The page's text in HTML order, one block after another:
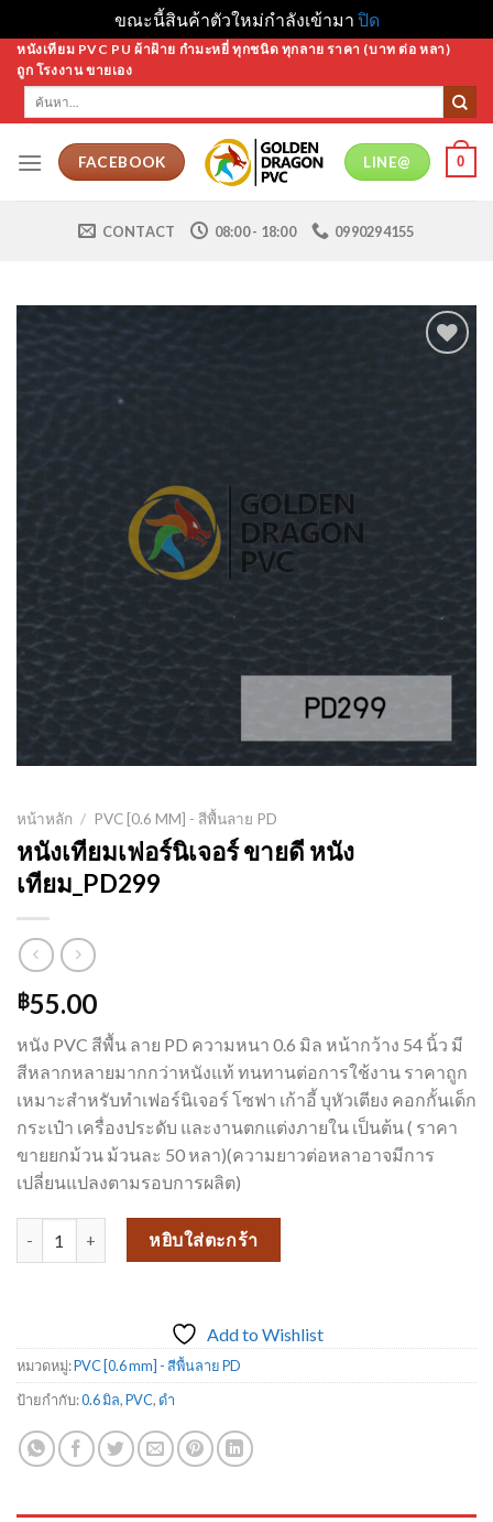
ขณะนี้สินค้าตัวใหม่กำลังเข้ามา ปิด
Skip
content
หนังเทียม PVC PU ผ้าฝ้าย กำมะหยี่ ทุกชนิด ทุกลาย ราคา (บาท ต่อ หลา)
ถูก โรงงาน ขายเอง
ค้นหา:
FACEBOOK LINE@ 0
CONTACT 08:00 - 18:00 0990294155
หน้าหลัก / PVC [0.6 MM] - สีพื้นลาย PD
หนังเทียมเฟอร์นิเจอร์ ขายดี หนัง
เทียม_PD299
฿55.00
หนัง PVC สีพื้น ลาย PD ความหนา 0.6 มิล หน้ากว้าง 54 นิ้ว มี
สีหลากหลายมากกว่าหนังแท้ ทนทานต่อการใช้งาน ราคาถูก
เหมาะสำหรับทำเฟอร์นิเจอร์ โซฟา เก้าอี้ บุหัวเตียง คอกกั้นเด็ก
กระเป๋า เครื่องประดับ และงานตกแต่งภายใน เป็นต้น ( ราคา
ขายยกม้วน ม้วนละ 50 หลา)(ความยาวต่อหลาอาจมีการ
เปลี่ยนแปลงตามรอบการผลิต)
จำนวน หนังเทียมเฟอร์นิเจอร์ ขายดี หนังเทียม_PD299 ชิ้น
หยิบใส่ตะกร้า
Add to Wishlist
หมวดหมู่:PVC [0.6 mm] - สีพื้นลาย PD
ป้ายกำกับ:0.6 มิล,PVC, ดำ